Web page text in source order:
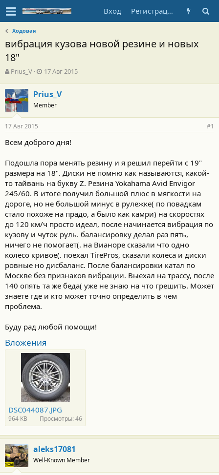
Вход Регистрация
Ходовая
вибрация кузова новой резине и новых
18"
А
т
о
р
т
е
м
ы
Prius_V
Д
а
н
а
л
17 Авг 2015
Prius_V
Member
17 Авг 2015 #1
Всем доброго дня!
Подошла пора менять резину и я решил перейти с 19"
размера на 18". Диски не помню как называются, какой-
то тайвань на букву Z. Резина Yokahama Avid Envigor
245/60. В итоге получил большой плюс в мягкости на
дороге, но не большой минус в рулежке( по повадкам
стало похоже на прадо, а было как камри) на скоростях
до 120 км/ч просто идеал, после начинается вибрация по
кузову и чуток руль. балансировку делал раз пять,
ничего не помогает(. на Вианоре сказали что одно
колесо кривое(. поехал TirePros, сказали колеса и диски
ровные но дисбаланс. После балансировки катал по
Москве без признаков вибрации. Выехал на трассу, после
140 опять та же беда( уже не знаю на что грешить. Может
знаете где и кто может точно определить в чем
проблема.
Буду рад любой помощи!
Вложения
DSC044087.JPG
964 KB Просмотры: 46
aleks17081
Well-Known Member